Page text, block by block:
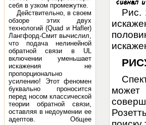
себя в узком промежутке.
Действительно, в своем
обзоре этих двух
технологий (Quad и Hafler)
Лангфорд-Смит вычислил,
что подача нелинейной
обратной связи в UL
включении уменьшает
искажения не
пропорционально
усилению! Этот феномен
буквально проносится
перед носом классической
теории обратной связи,
оставляя в недоумении ее
адептов. Общее
Рис.